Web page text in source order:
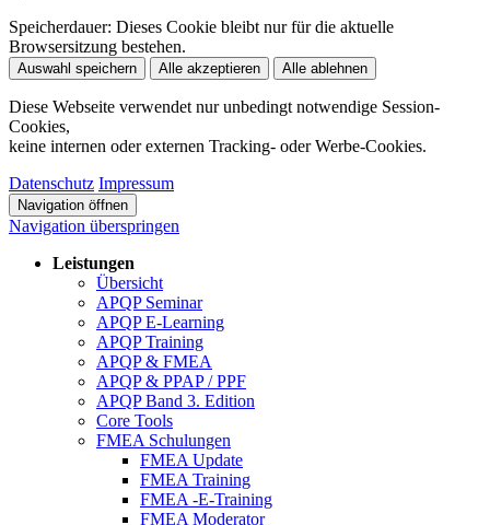
Speicherdauer: Dieses Cookie bleibt nur für die aktuelle
Browsersitzung bestehen.
Auswahl speichern Alle akzeptieren Alle ablehnen
Diese Webseite verwendet nur unbedingt notwendige Session-
Cookies,
keine internen oder externen Tracking- oder Werbe-Cookies.
Datenschutz Impressum
Navigation öffnen
Navigation überspringen
Leistungen
Übersicht
APQP Seminar
APQP E-Learning
APQP Training
APQP & FMEA
APQP & PPAP / PPF
APQP Band 3. Edition
Core Tools
FMEA Schulungen
FMEA Update
FMEA Training
FMEA -E-Training
FMEA Moderator